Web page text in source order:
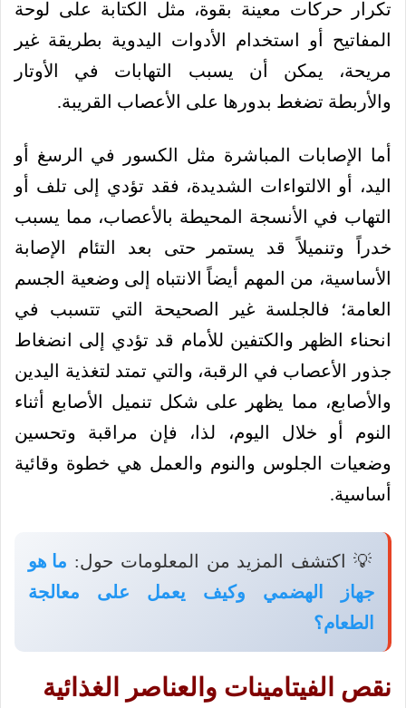
تكرار حركات معينة بقوة، مثل الكتابة على لوحة
المفاتيح أو استخدام الأدوات اليدوية بطريقة غير
مريحة، يمكن أن يسبب التهابات في الأوتار
والأربطة تضغط بدورها على الأعصاب القريبة.
أما الإصابات المباشرة مثل الكسور في الرسغ أو
اليد، أو الالتواءات الشديدة، فقد تؤدي إلى تلف أو
التهاب في الأنسجة المحيطة بالأعصاب، مما يسبب
خدراً وتنميلاً قد يستمر حتى بعد التئام الإصابة
الأساسية، من المهم أيضاً الانتباه إلى وضعية الجسم
العامة؛ فالجلسة غير الصحيحة التي تتسبب في
انحناء الظهر والكتفين للأمام قد تؤدي إلى انضغاط
جذور الأعصاب في الرقبة، والتي تمتد لتغذية اليدين
والأصابع، مما يظهر على شكل تنميل الأصابع أثناء
النوم أو خلال اليوم، لذا، فإن مراقبة وتحسين
وضعيات الجلوس والنوم والعمل هي خطوة وقائية
أساسية.
💡 اكتشف المزيد من المعلومات حول: ما هو
جهاز الهضمي وكيف يعمل على معالجة
الطعام؟
نقص الفيتامينات والعناصر الغذائية